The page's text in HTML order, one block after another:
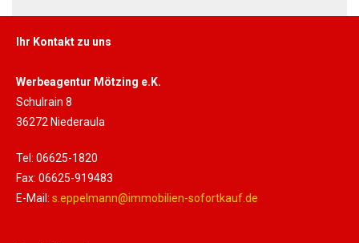
Ihr Kontakt zu uns
Werbeagentur Mötzing e.K.
Schulrain 8
36272 Niederaula
Tel: 06625-1820
Fax: 06625-919483
E-Mail: s.eppelmann@immobilien-sofortkauf.de